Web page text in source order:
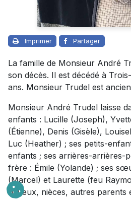
Imprimer Partager
La famille de Monsieur André
son décès. Il est décédé à
ans. Monsieur Trudel est
Monsieur André Trudel laisse
enfants : Lucille (Joseph),
(Étienne), Denis (Gisèle),
Luc (Heather) ; ses petits-
enfants ; ses arrières-arrières-
frère : Émile (Yolande) ; ses
(Marcel) et Laurette (feu
neveux, nièces, autres parents